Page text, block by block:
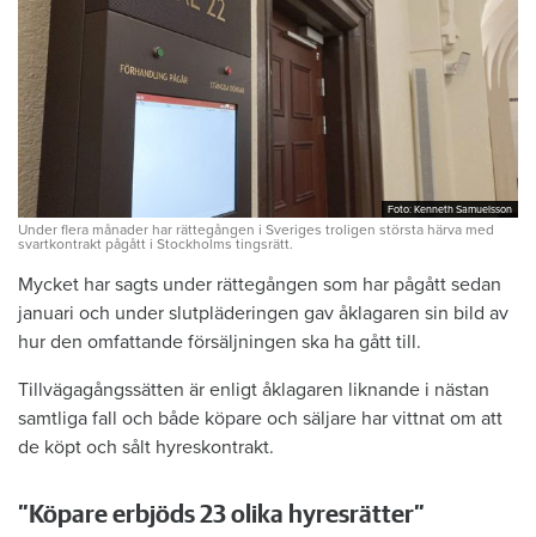
Foto: Kenneth Samuelsson
Foto: Kenneth Samuelsson
Under flera månader har rättegången i Sveriges troligen största härva med
svartkontrakt pågått i Stockholms tingsrätt.
Mycket har sagts under rättegången som har pågått sedan
januari och under slutpläderingen gav åklagaren sin bild av
hur den omfattande försäljningen ska ha gått till.
Tillvägagångssätten är enligt åklagaren liknande i nästan
samtliga fall och både köpare och säljare har vittnat om att
de köpt och sålt hyreskontrakt.
”Köpare erbjöds 23 olika hyresrätter”